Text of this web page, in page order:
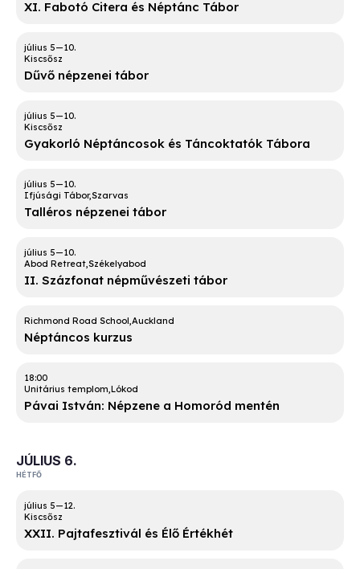
XI. Fabotó Citera és Néptánc Tábor
Kiscsősz
Dűvő népzenei tábor
Kiscsősz
Gyakorló Néptáncosok és Táncoktatók Tábora
Ifjúsági Tábor Szarvas
Talléros népzenei tábor
Abod Retreat Székelyabod
II. Százfonat népművészeti tábor
Richmond Road School Auckland
Néptáncos kurzus
18:00
Unitárius templom Lókod
Pávai István: Népzene a Homoród mentén
JÚLIUS 6.
HÉTFŐ
Kiscsősz
XXII. Pajtafesztivál és Élő Értékhét